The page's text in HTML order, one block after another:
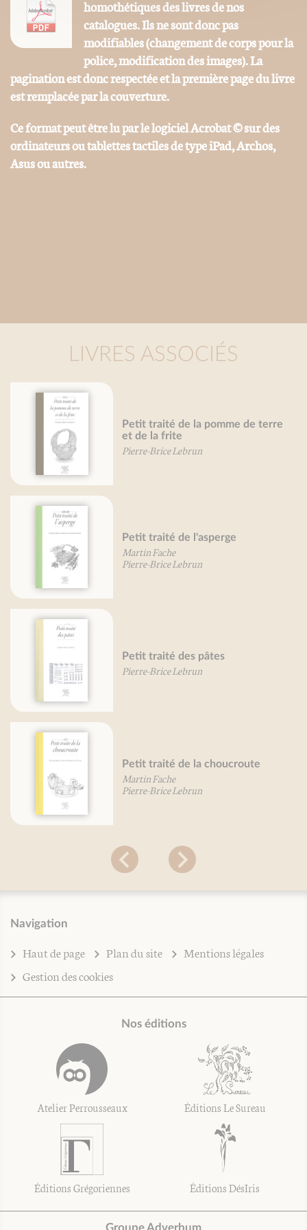
homothétiques des livres de nos
catalogues. Ils ne sont donc pas
modifiables (changement de corps pour la
police, modification des images). La
pagination est donc respectée et la première page du livre
est remplacée par la couverture.
Ce format peut être lu par le logiciel Acrobat © sur des
ordinateurs ou tablettes tactiles de type iPad, Archos,
Asus ou autres.
LIVRES ASSOCIÉS
Petit traité de la pomme de terre
et de la frite
Pierre-Brice Lebrun
Petit traité de l'asperge
Martin Fache
Pierre-Brice Lebrun
Pierre-Brice Lebrun
Petit traité de la choucroute
Martin Fache
Pierre-Brice Lebrun
Navigation
Haut de page Plan du site
Mentions légales
Gestion des cookies
Nos éditions
Atelier Perrousseaux Éditions Le Sureau
Éditions Grégoriennes Éditions DésIris